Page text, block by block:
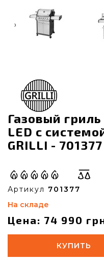
‹
Газовый
LED с
GRILLI - 701377
Артикул 701377
На складе
Цена: 74 990
КУПИТЬ